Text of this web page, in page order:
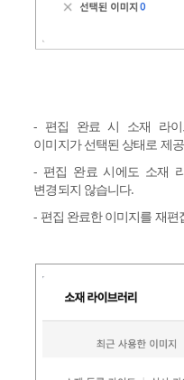
- 편집 완료 시 소재 라이
이미지가 선택된 상태로 제
- 편집 완료 시에도 소재
변경되지 않습니다.
- 편집 완료한 이미지를 재편